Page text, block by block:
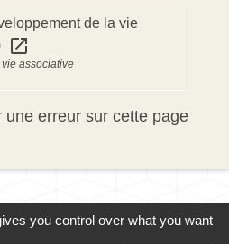
de la vie
open_in_new
associative
une erreur sur cette page
you control over what you want